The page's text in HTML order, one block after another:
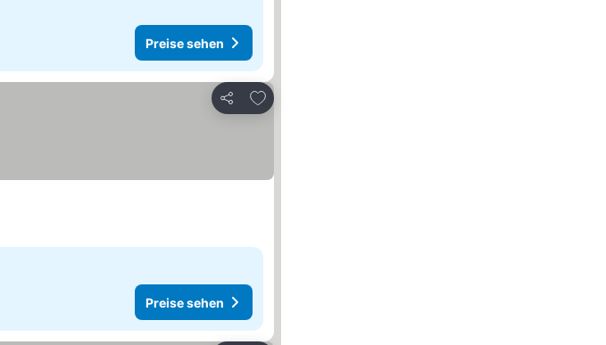
Preise sehen
Teilen
Zu Favoriten hinzufügen
Preise sehen